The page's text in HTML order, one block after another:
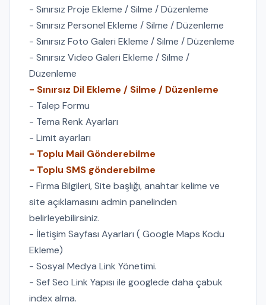
- Sınırsız Proje Ekleme / Silme / Düzenleme
- Sınırsız Personel Ekleme / Silme / Düzenleme
- Sınırsız Foto Galeri Ekleme / Silme / Düzenleme
- Sınırsız Video Galeri Ekleme / Silme /
Düzenleme
- Sınırsız Dil Ekleme / Silme / Düzenleme
- Talep Formu
- Tema Renk Ayarları
- Limit ayarları
- Toplu Mail Gönderebilme
- Toplu SMS gönderebilme
- Firma Bilgileri, Site başlığı, anahtar kelime ve
site açıklamasını admin panelinden
belirleyebilirsiniz.
- İletişim Sayfası Ayarları ( Google Maps Kodu
Ekleme)
- Sosyal Medya Link Yönetimi.
- Sef Seo Link Yapısı ile googlede daha çabuk
index alma.